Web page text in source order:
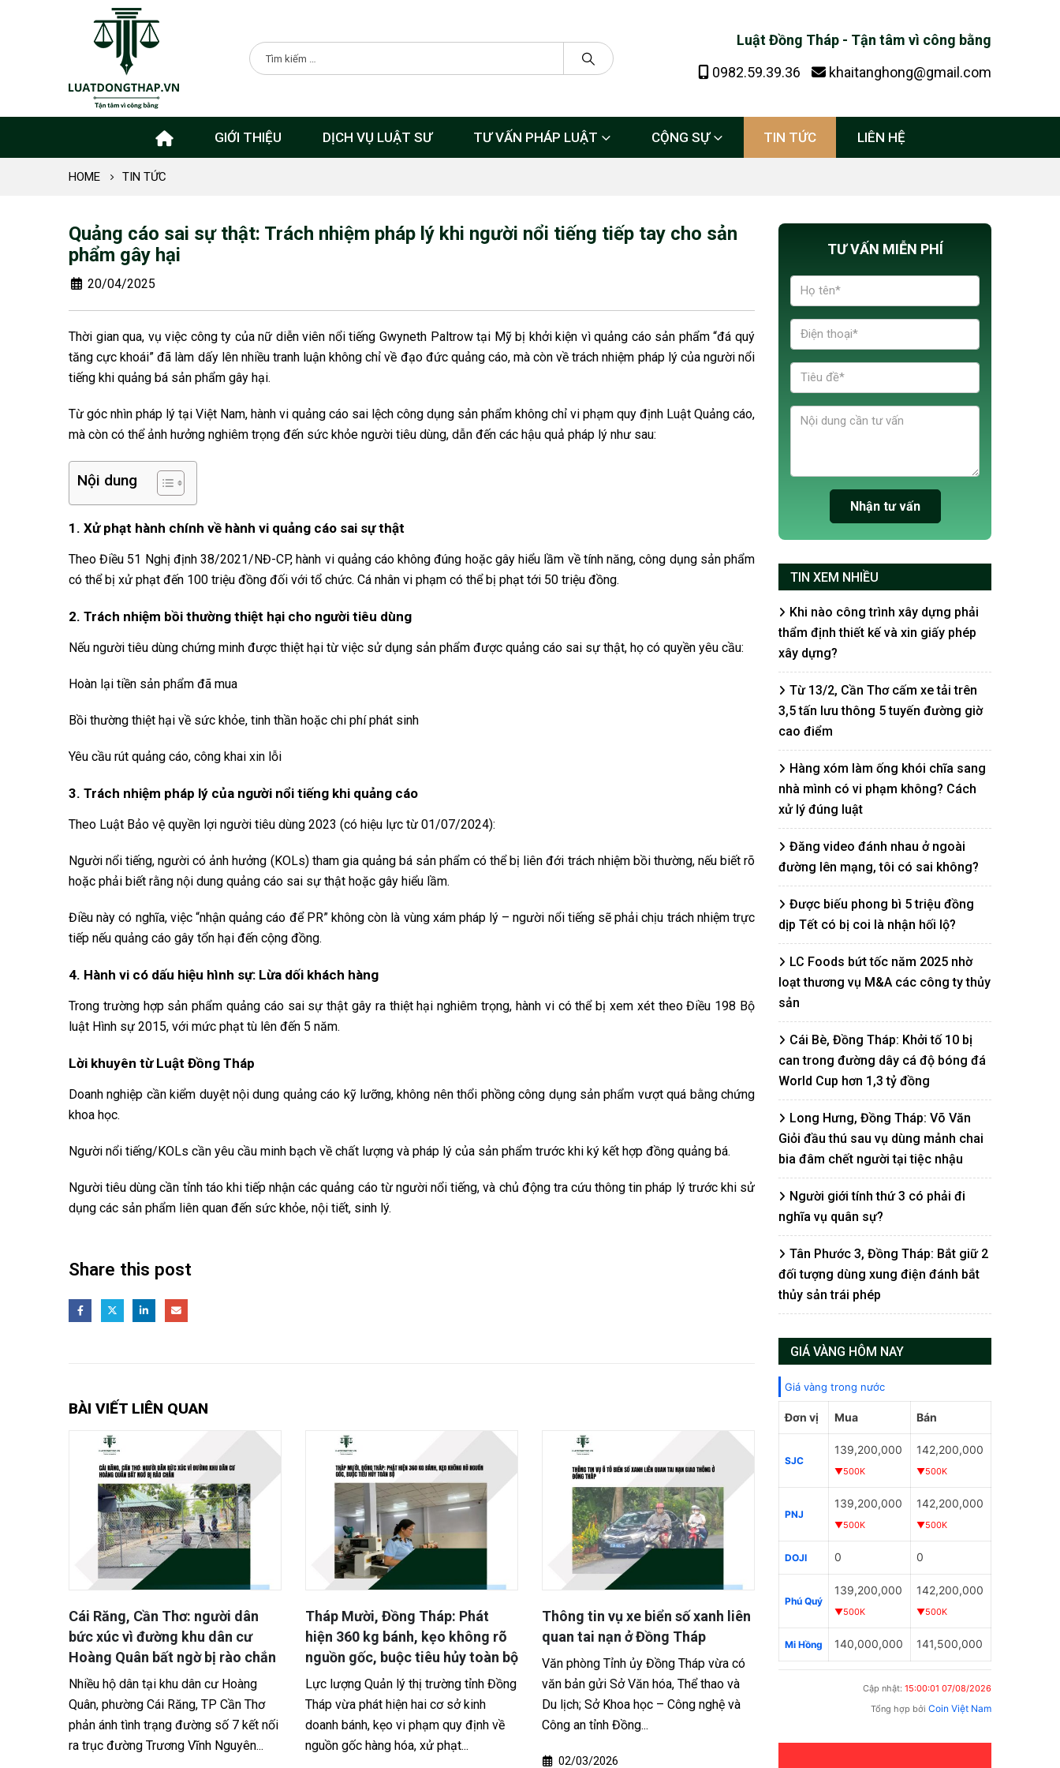
Luật Đồng Tháp - Tận tâm vì công bằng
0982.59.39.36
khaitanghong@gmail.com
GIỚI THIỆU DỊCH VỤ LUẬT SƯ TƯ VẤN PHÁP LUẬT CỘNG SỰ TIN TỨC LIÊN HỆ
HOME TIN TỨC
Quảng cáo sai sự thật: Trách nhiệm pháp lý khi người nổi tiếng tiếp tay cho sản
phẩm gây hại
20/04/2025
Thời gian qua, vụ việc công ty của nữ diễn viên nổi tiếng Gwyneth Paltrow tại Mỹ bị khởi kiện vì quảng cáo sản phẩm “đá quý
tăng cực khoái” đã làm dấy lên nhiều tranh luận không chỉ về đạo đức quảng cáo, mà còn về trách nhiệm pháp lý của người nổi
tiếng khi quảng bá sản phẩm gây hại.
Từ góc nhìn pháp lý tại Việt Nam, hành vi quảng cáo sai lệch công dụng sản phẩm không chỉ vi phạm quy định Luật Quảng cáo,
mà còn có thể ảnh hưởng nghiêm trọng đến sức khỏe người tiêu dùng, dẫn đến các hậu quả pháp lý như sau:
Nội dung
1. Xử phạt hành chính về hành vi quảng cáo sai sự thật
Theo Điều 51 Nghị định 38/2021/NĐ-CP, hành vi quảng cáo không đúng hoặc gây hiểu lầm về tính năng, công dụng sản phẩm
có thể bị xử phạt đến 100 triệu đồng đối với tổ chức. Cá nhân vi phạm có thể bị phạt tới 50 triệu đồng.
2. Trách nhiệm bồi thường thiệt hại cho người tiêu dùng
Nếu người tiêu dùng chứng minh được thiệt hại từ việc sử dụng sản phẩm được quảng cáo sai sự thật, họ có quyền yêu cầu:
Hoàn lại tiền sản phẩm đã mua
Bồi thường thiệt hại về sức khỏe, tinh thần hoặc chi phí phát sinh
Yêu cầu rút quảng cáo, công khai xin lỗi
3. Trách nhiệm pháp lý của người nổi tiếng khi quảng cáo
Theo Luật Bảo vệ quyền lợi người tiêu dùng 2023 (có hiệu lực từ 01/07/2024):
Người nổi tiếng, người có ảnh hưởng (KOLs) tham gia quảng bá sản phẩm có thể bị liên đới trách nhiệm bồi thường, nếu biết rõ
hoặc phải biết rằng nội dung quảng cáo sai sự thật hoặc gây hiểu lầm.
Điều này có nghĩa, việc “nhận quảng cáo để PR” không còn là vùng xám pháp lý – người nổi tiếng sẽ phải chịu trách nhiệm trực
tiếp nếu quảng cáo gây tổn hại đến cộng đồng.
4. Hành vi có dấu hiệu hình sự: Lừa dối khách hàng
Trong trường hợp sản phẩm quảng cáo sai sự thật gây ra thiệt hại nghiêm trọng, hành vi có thể bị xem xét theo Điều 198 Bộ
luật Hình sự 2015, với mức phạt tù lên đến 5 năm.
Lời khuyên từ Luật Đồng Tháp
Doanh nghiệp cần kiểm duyệt nội dung quảng cáo kỹ lưỡng, không nên thổi phồng công dụng sản phẩm vượt quá bằng chứng
khoa học.
Người nổi tiếng/KOLs cần yêu cầu minh bạch về chất lượng và pháp lý của sản phẩm trước khi ký kết hợp đồng quảng bá.
Người tiêu dùng cần tỉnh táo khi tiếp nhận các quảng cáo từ người nổi tiếng, và chủ động tra cứu thông tin pháp lý trước khi sử
dụng các sản phẩm liên quan đến sức khỏe, nội tiết, sinh lý.
Share this post
BÀI VIẾT LIÊN QUAN
Tháp Mười, Đồng Tháp: Phát
hiện 360 kg bánh, kẹo không rõ
nguồn gốc, buộc tiêu hủy toàn bộ
Lực lượng Quản lý thị trường tỉnh Đồng
Tháp vừa phát hiện hai cơ sở kinh
doanh bánh, kẹo vi phạm quy định về
nguồn gốc hàng hóa, xử phạt...
Thông tin vụ xe biển số xanh liên
quan tai nạn ở Đồng Tháp
Văn phòng Tỉnh ủy Đồng Tháp vừa có
văn bản gửi Sở Văn hóa, Thể thao và
Du lịch; Sở Khoa học – Công nghệ và
Công an tỉnh Đồng...
Nghi án chồng đâm vợ trước mặt
con nhỏ tại Đồng Tháp – Góc
nhìn pháp lý về tội giết người
Một vụ việc nghiêm trọng xảy ra tại xã
An Phước, tỉnh Đồng Tháp khi người
chồng bị cho là đã dùng hung khí tấn
Ông Phạm Thành Ngại được bầu
làm Chủ tịch UBND tỉnh Đồng
Chiều ngày 17/11, tại Kỳ họp thứ 5,
HĐND tỉnh Đồng Tháp khóa X (nhiệm
nhất thông qua nghị quyết miễn nhiệm
TƯ VẤN MIỄN PHÍ
TIN XEM NHIỀU
Khi nào công trình xây dựng phải
thẩm định thiết kế và xin giấy phép
xây dựng?
Từ 13/2, Cần Thơ cấm xe tải trên
3,5 tấn lưu thông 5 tuyến đường giờ
cao điểm
Hàng xóm làm ống khói chĩa sang
nhà mình có vi phạm không? Cách
xử lý đúng luật
Đăng video đánh nhau ở ngoài
đường lên mạng, tôi có sai không?
Được biếu phong bì 5 triệu đồng
dịp Tết có bị coi là nhận hối lộ?
LC Foods bứt tốc năm 2025 nhờ
loạt thương vụ M&A các công ty thủy
sản
Cái Bè, Đồng Tháp: Khởi tố 10 bị
can trong đường dây cá độ bóng đá
World Cup hơn 1,3 tỷ đồng
Long Hưng, Đồng Tháp: Võ Văn
Giỏi đầu thú sau vụ dùng mảnh chai
bia đâm chết người tại tiệc nhậu
Người giới tính thứ 3 có phải đi
nghĩa vụ quân sự?
Tân Phước 3, Đồng Tháp: Bắt giữ 2
đối tượng dùng xung điện đánh bắt
thủy sản trái phép
GIÁ VÀNG HÔM NAY
Giá vàng trong nước
Đơn vị Mua Bán
SJC
139,200,000
▼500K
142,200,000
▼500K
PNJ
139,200,000
▼500K
142,200,000
▼500K
DOJI 0 0
Phú Quý
139,200,000
▼500K
142,200,000
▼500K
Mi Hồng 140,000,000 141,500,000
Cập nhật: 15:00:01 07/08/2026
Tổng hợp bởi Coin Việt Nam